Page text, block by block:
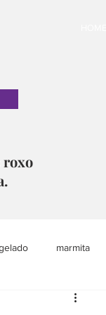
roxo
marmita
lanche saudável